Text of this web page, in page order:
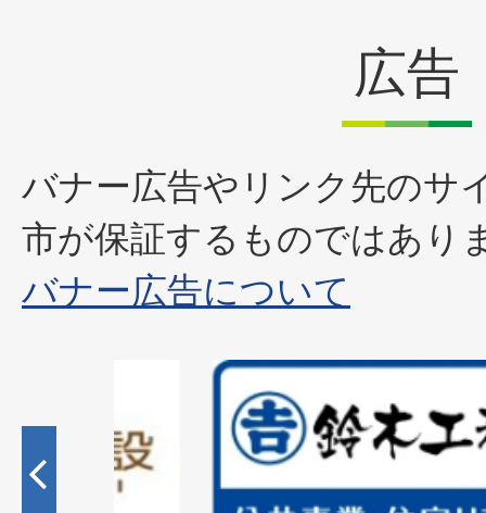
広告
バナー広告やリンク先のサ
市が保証するものではあり
バナー広告について
2
枚
目